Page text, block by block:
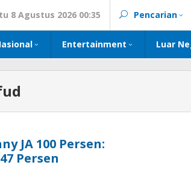
8 Agustus 2026 00:35 Pencarian
Entertainment Luar
JA 100 Persen:
Persen